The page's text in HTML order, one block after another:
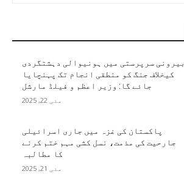
بیرونی سرپرستی میں ہونیوالی دہشتگردی
کیخلاف جنگ کو منطقی انجام تک پہنچایا
جائے گا: وزیر اعظم و فیلڈ مارشل
مئی 22, 2025
پاکستان کی غزہ میں جاری اسرائیلی
جارحیت کی مذمت، نسل کشی مہم ختم کرنے
کا مطالبہ
مئی 21, 2025